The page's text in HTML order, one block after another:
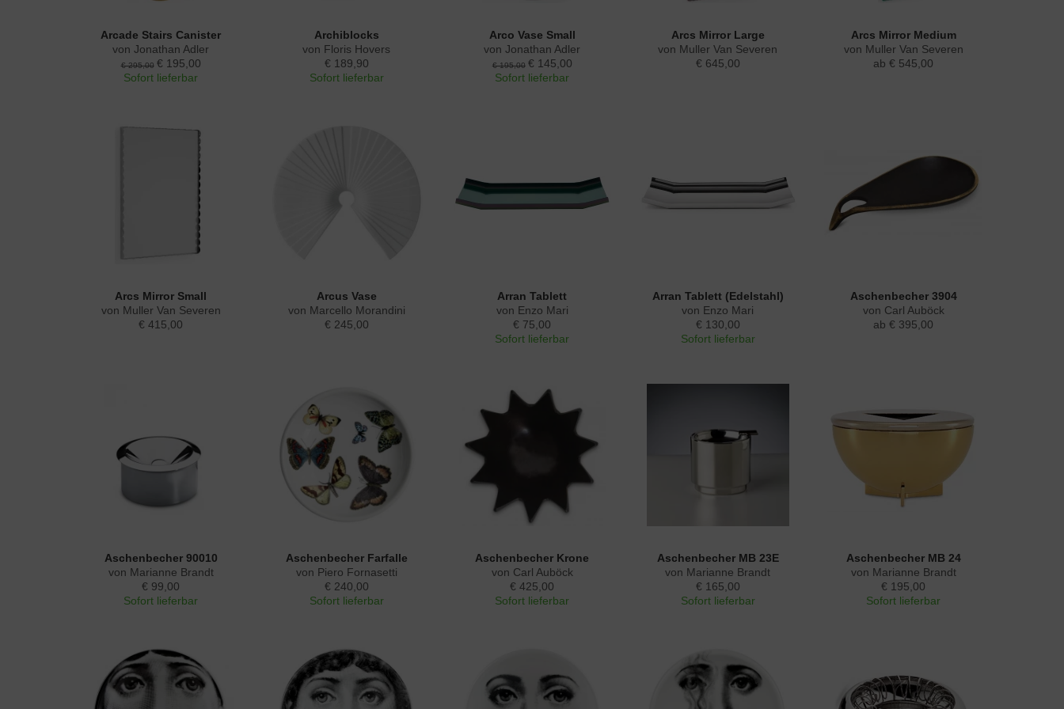
Arcade Stairs Canister
von Jonathan Adler
€ 295,00 € 195,00
Sofort lieferbar
Archiblocks
von Floris Hovers
€ 189,90
Sofort lieferbar
Arco Vase Small
von Jonathan Adler
€ 195,00 € 145,00
Sofort lieferbar
Arcs Mirror Large
von Muller Van Severen
€ 645,00
Arcs Mirror Medium
von Muller Van Severen
ab € 545,00
Arcs Mirror Small
von Muller Van Severen
€ 415,00
Arcus Vase
von Marcello Morandini
€ 245,00
Arran Tablett
von Enzo Mari
€ 75,00
Sofort lieferbar
Arran Tablett (Edelstahl)
von Enzo Mari
€ 130,00
Sofort lieferbar
Aschenbecher 3904
von Carl Auböck
ab € 395,00
Aschenbecher 90010
von Marianne Brandt
€ 99,00
Sofort lieferbar
Aschenbecher Farfalle
von Piero Fornasetti
€ 240,00
Sofort lieferbar
Aschenbecher Krone
von Carl Auböck
€ 425,00
Sofort lieferbar
Aschenbecher MB 23E
von Marianne Brandt
€ 165,00
Sofort lieferbar
Aschenbecher MB 24
von Marianne Brandt
€ 195,00
Sofort lieferbar